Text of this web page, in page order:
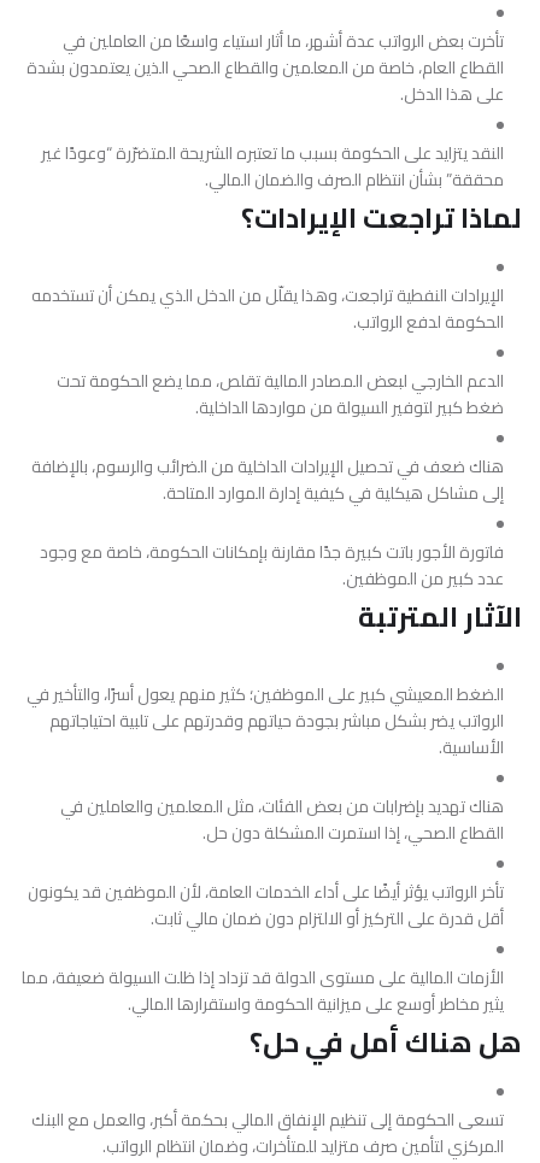
تأخرت بعض الرواتب عدة أشهر، ما أثار استياء واسعًا من العاملين في
القطاع العام، خاصة من المعلمين والقطاع الصحي الذين يعتمدون بشدة
على هذا الدخل.
النقد يتزايد على الحكومة بسبب ما تعتبره الشريحة المتضرّرة “وعودًا غير
محققة” بشأن انتظام الصرف والضمان المالي.
لماذا تراجعت الإيرادات؟
الإيرادات النفطية تراجعت، وهذا يقلّل من الدخل الذي يمكن أن تستخدمه
الحكومة لدفع الرواتب.
الدعم الخارجي لبعض المصادر المالية تقلص، مما يضع الحكومة تحت
ضغط كبير لتوفير السيولة من مواردها الداخلية.
هناك ضعف في تحصيل الإيرادات الداخلية من الضرائب والرسوم، بالإضافة
إلى مشاكل هيكلية في كيفية إدارة الموارد المتاحة.
فاتورة الأجور باتت كبيرة جدًا مقارنة بإمكانات الحكومة، خاصة مع وجود
عدد كبير من الموظفين.
الآثار المترتبة
الضغط المعيشي كبير على الموظفين؛ كثير منهم يعول أسرًا، والتأخير في
الرواتب يضر بشكل مباشر بجودة حياتهم وقدرتهم على تلبية احتياجاتهم
الأساسية.
هناك تهديد بإضرابات من بعض الفئات، مثل المعلمين والعاملين في
القطاع الصحي، إذا استمرت المشكلة دون حل.
تأخر الرواتب يؤثر أيضًا على أداء الخدمات العامة، لأن الموظفين قد يكونون
أقل قدرة على التركيز أو الالتزام دون ضمان مالي ثابت.
الأزمات المالية على مستوى الدولة قد تزداد إذا ظلت السيولة ضعيفة، مما
يثير مخاطر أوسع على ميزانية الحكومة واستقرارها المالي.
هل هناك أمل في حل؟
تسعى الحكومة إلى تنظيم الإنفاق المالي بحكمة أكبر، والعمل مع البنك
المركزي لتأمين صرف متزايد للمتأخرات، وضمان انتظام الرواتب.